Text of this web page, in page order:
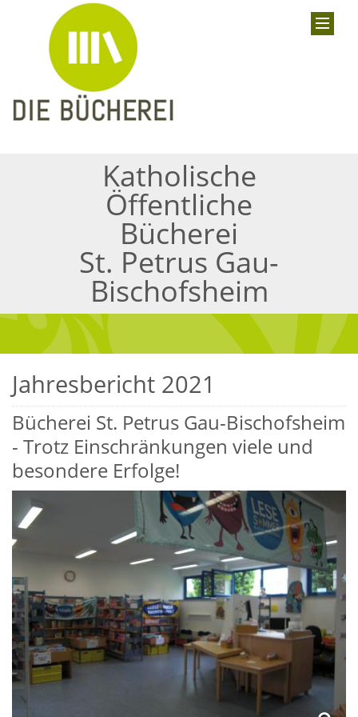
Katholische
Öffentliche
Bücherei
St. Petrus Gau-
Bischofsheim
Jahresbericht 2021
Bücherei St. Petrus Gau-Bischofsheim
- Trotz Einschränkungen viele und
besondere Erfolge!